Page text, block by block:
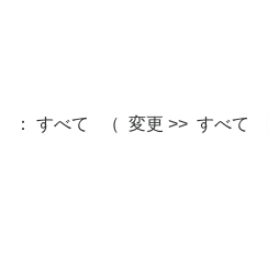
： すべて （ 変更 >> すべて